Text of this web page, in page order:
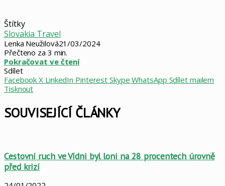
Štítky
Slovakia Travel
Lenka Neužilová21/03/2024
Přečteno za 3 min.
Pokračovat ve čtení
Sdílet
Facebook X LinkedIn Pinterest Skype WhatsApp Sdílet mailem
Tisknout
SOUVISEJÍCÍ ČLÁNKY
Cestovní ruch ve Vídni byl loni na 28 procentech úrovně
před krizí